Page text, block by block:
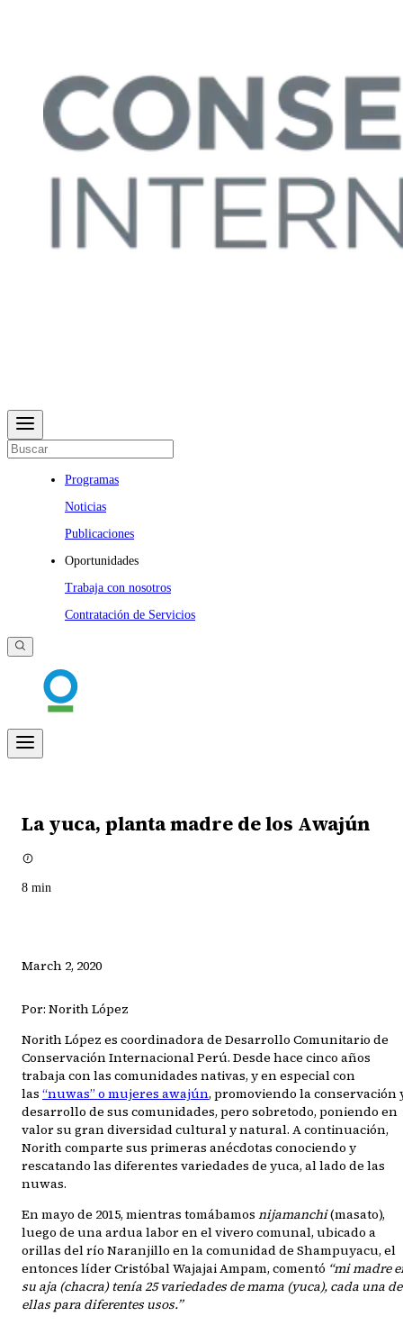
Programas
Noticias
Publicaciones
Oportunidades
Trabaja con nosotros
Contratación de Servicios
La yuca, planta madre de los Awajún
8 min
March 2, 2020
Por: Norith López
Norith López es coordinadora de Desarrollo Comunitario de
Conservación Internacional Perú. Desde hace cinco años
trabaja con las comunidades nativas, y en especial con
las “nuwas” o mujeres awajún, promoviendo la conservación
desarrollo de sus comunidades, pero sobretodo, poniendo en
valor su gran diversidad cultural y natural. A continuación,
Norith comparte sus primeras anécdotas conociendo y
rescatando las diferentes variedades de yuca, al lado de las
nuwas.
En mayo de 2015, mientras tomábamos nijamanchi(masato),
luego de una ardua labor en el vivero comunal, ubicado a
orillas del río Naranjillo en la comunidad de Shampuyacu, el
entonces líder Cristóbal Wajajai Ampam, comentó “mi madre
su aja (chacra) tenía 25 variedades de mama (yuca), cada una de
ellas para diferentes usos.”